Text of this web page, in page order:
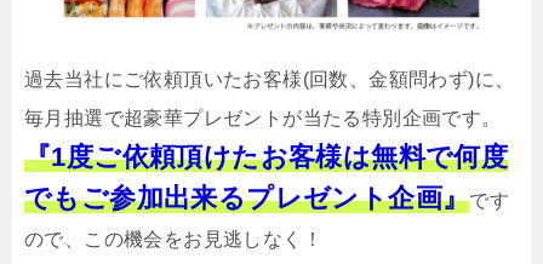
過去当社にご依頼頂いたお客様(回数、金額問わず)に、
毎月抽選で超豪華プレゼントが当たる特別企画です。
『1度ご依頼頂けたお客様は無料で何度
でもご参加出来るプレゼント企画』です
ので、この機会をお見逃しなく！